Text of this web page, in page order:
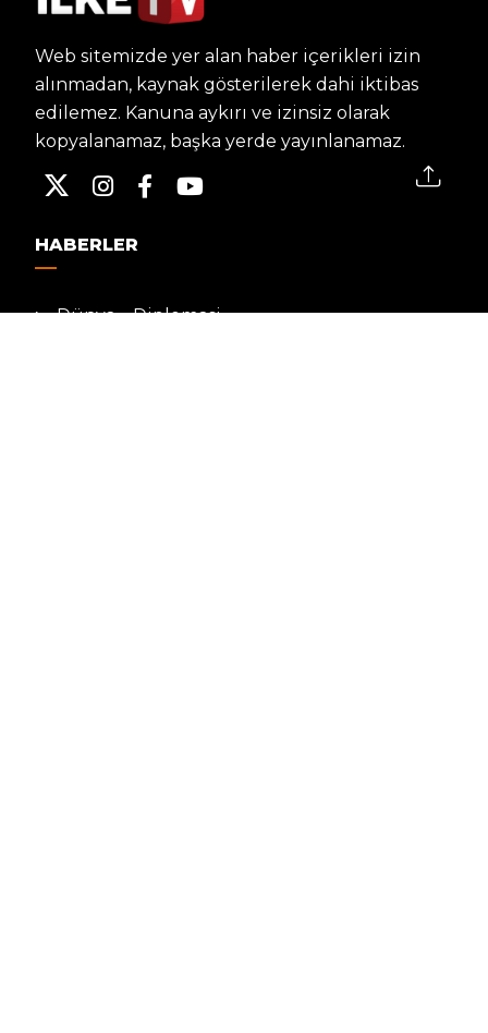
Web sitemizde yer alan haber içerikleri izin
alınmadan, kaynak gösterilerek dahi iktibas
edilemez. Kanuna aykırı ve izinsiz olarak
kopyalanamaz, başka yerde yayınlanamaz.
HABERLER
Dünya – Diplomasi